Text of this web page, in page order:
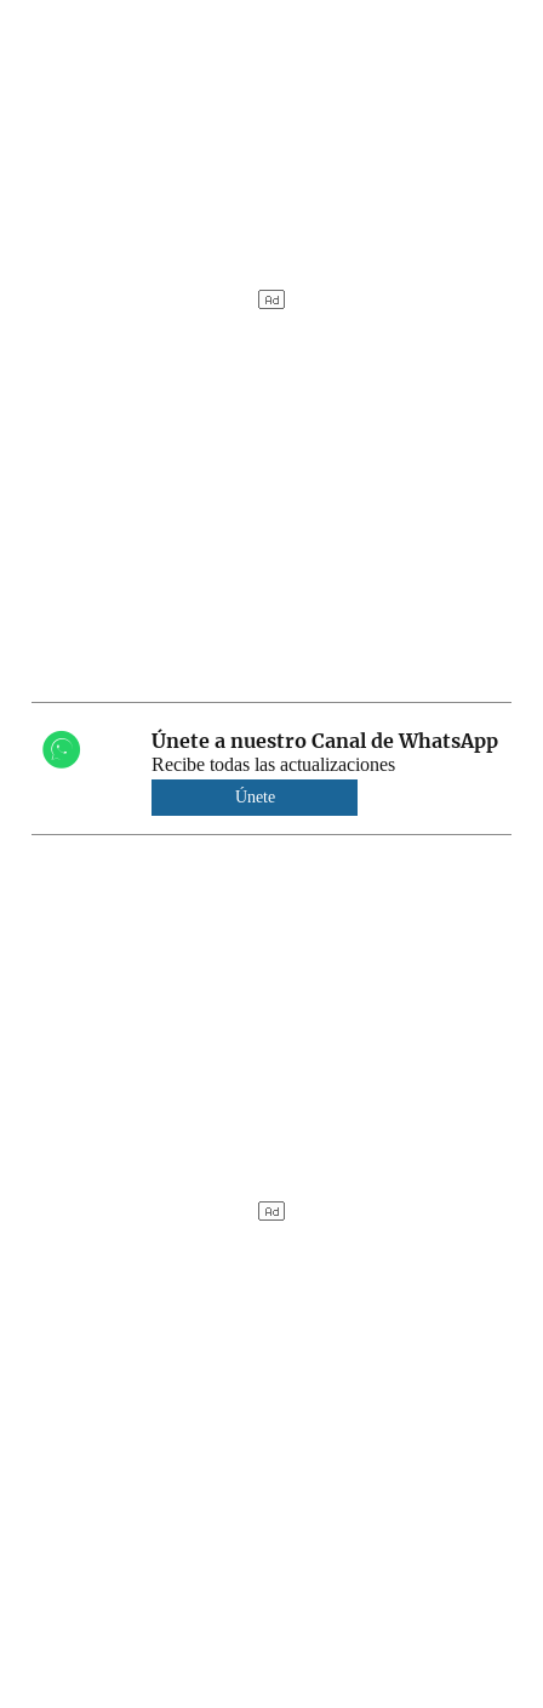
Únete a nuestro Canal de WhatsApp
Recibe todas las actualizaciones
Únete